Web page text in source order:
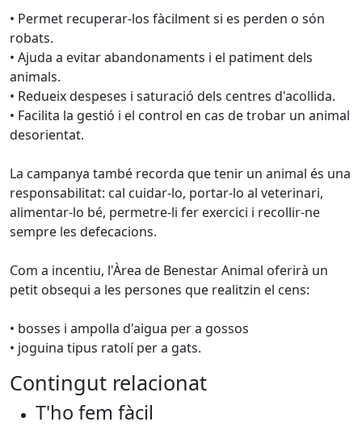
• Permet recuperar-los fàcilment si es perden o són
robats.
• Ajuda a evitar abandonaments i el patiment dels
animals.
• Redueix despeses i saturació dels centres d'acollida.
• Facilita la gestió i el control en cas de trobar un animal
desorientat.
La campanya també recorda que tenir un animal és una
responsabilitat: cal cuidar-lo, portar-lo al veterinari,
alimentar-lo bé, permetre-li fer exercici i recollir-ne
sempre les defecacions.
Com a incentiu, l'Àrea de Benestar Animal oferirà un
petit obsequi a les persones que realitzin el cens:
• bosses i ampolla d'aigua per a gossos
• joguina tipus ratolí per a gats.
Contingut relacionat
T'ho fem fàcil